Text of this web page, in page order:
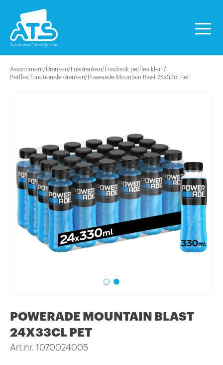
Assortiment/Dranken/Frisdranken/Frisdrank petfles klein/
Petfles functionele dranken/Powerade Mountain Blast 24x33cl Pet
POWERADE MOUNTAIN BLAST
24X33CL PET
Art.nr. 1070024005